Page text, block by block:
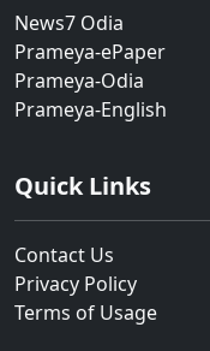
News7 Odia
Prameya-ePaper
Prameya-Odia
Prameya-English
Quick Links
Contact Us
Privacy Policy
Terms of Usage